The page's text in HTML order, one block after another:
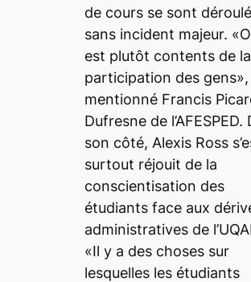
de cours se sont
sans incident majeur.
est plutôt contents de la
participation des gens»,
mentionné Francis
Dufresne de l’AFESPED.
son côté, Alexis Ross
surtout réjouit de la
conscientisation des
étudiants face aux
administratives de
«Il y a des choses sur
lesquelles les étudiants